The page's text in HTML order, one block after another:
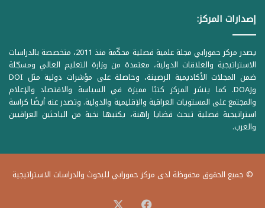
إصدارات المركز:
يصدر مركز حمورابي مجلة علمية فصلية محكّمة منذ 2011، متخصصة بالدراسات
الاستراتيجية والعلاقات الدولية، معتمدة من وزارة التعليم العالي ومسجّلة
ضمن المجلات الأكاديمية الرصينة، وحاصلة على مؤشرات دولية مثل DOI
وDOAJ. كما ينشر المركز كتبًا مميزة في السياسة والاقتصاد والإعلام
والمجتمع على المستويات العراقية والإقليمية والدولية. وتصدر عنه أيضًا كراسة
استراتيجية فصلية تبحث قضايا راهنة، يكتبها نخبة من الباحثين العراقيين
والعرب.
© جميع الحقوق محفوظة لدى مركز حمورابي للبحوث والدراسات الاستراتيجية